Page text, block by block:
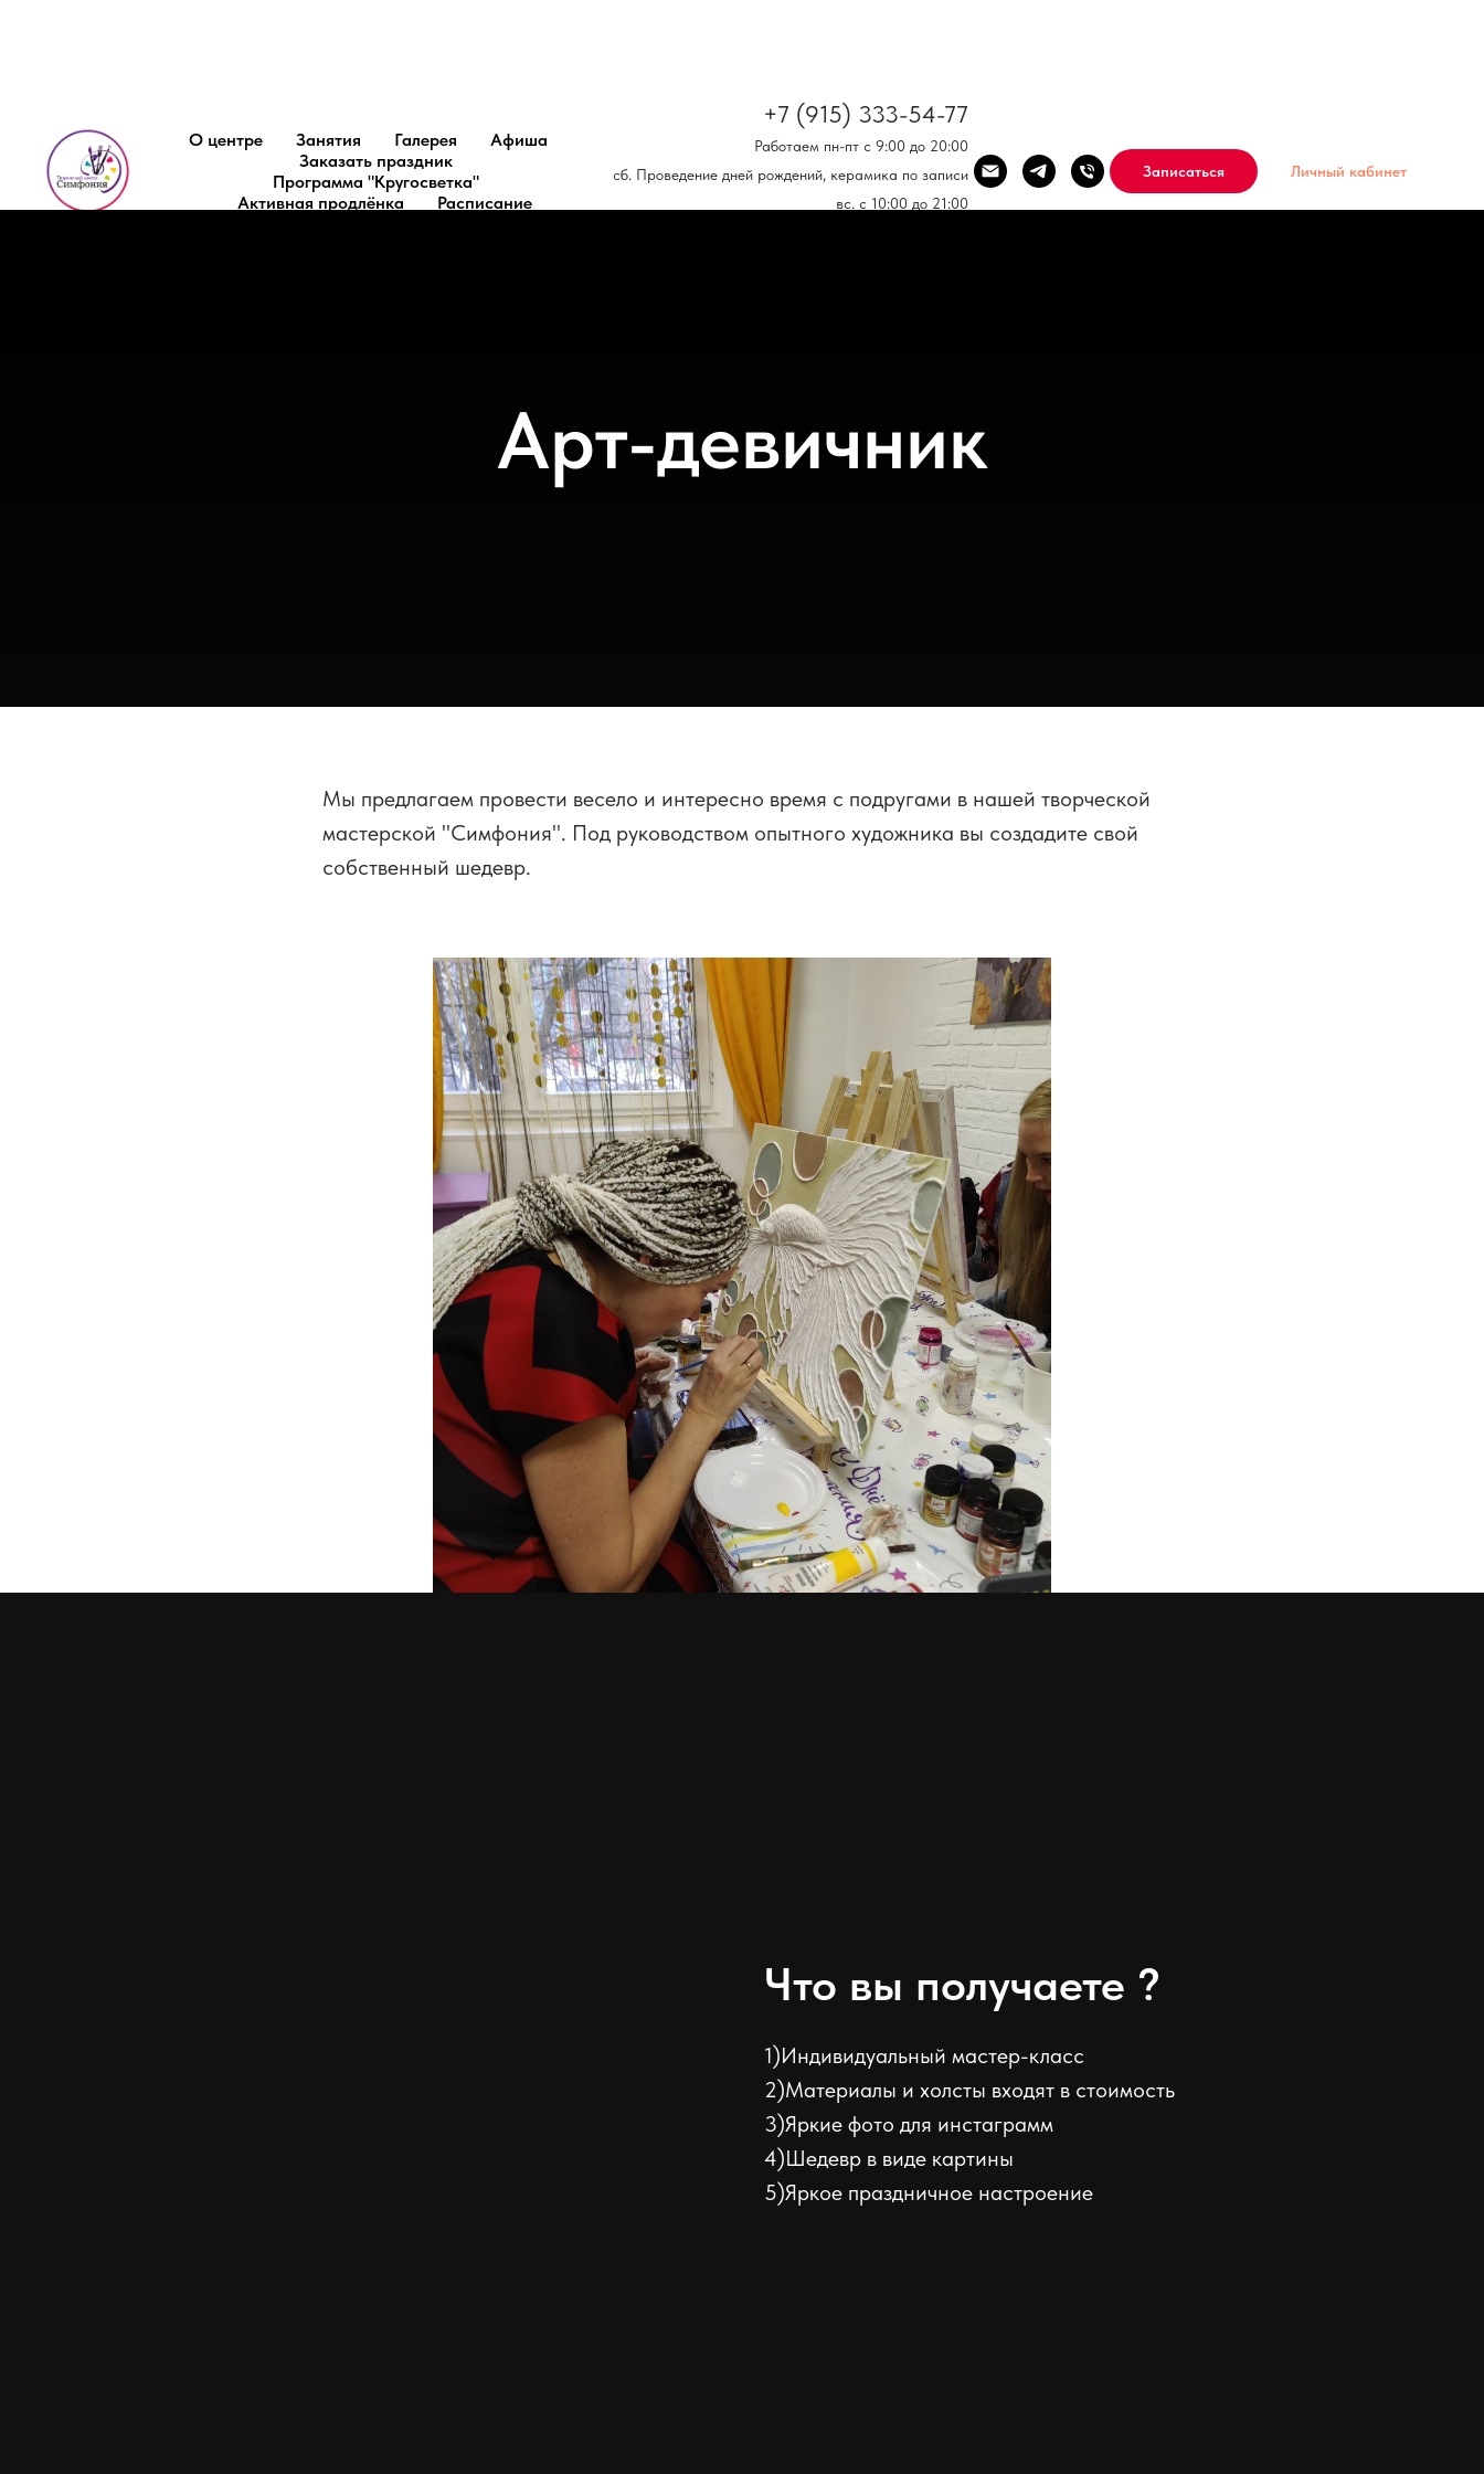
О центре Занятия Галерея
Афиша
Заказать праздник
Программа "Кругосветка"
Активная продлёнка
Расписание
+7 (915) 333-54-77
Работаем пн-пт с 9:00 до 20:00
сб. Проведение дней рождений, керамика по записи
вс. с 10:00 до 21:00
Записаться Личный кабинет
Арт-девичник
Мы предлагаем провести весело и интересно время с подругами в нашей творческой
мастерской "Симфония". Под руководством опытного художника вы создадите свой
собственный шедевр.
Что вы получаете ?
1)Индивидуальный мастер-класс
2)Материалы и холсты входят в стоимость
3)Яркие фото для инстаграмм
4)Шедевр в виде картины
5)Яркое праздничное настроение